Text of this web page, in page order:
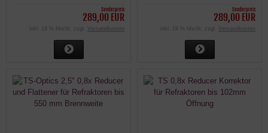
Sonderpreis
289,00 EUR
inkl. 19 % MwSt. zzgl. Versandkosten
Sonderpreis
289,00 EUR
inkl. 19 % MwSt. zzgl. Versandkosten